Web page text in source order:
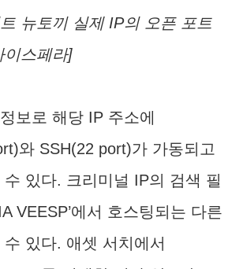
뉴토끼 실제 IP의 오픈 포트
이스페라]
보로 해당 IP 주소에
와 SSH(22 port)가 가동되고
있다. 크리미널 IP의 검색 필
VEESP’에서 호스팅되는 다른
있다. 애셋 서치에서